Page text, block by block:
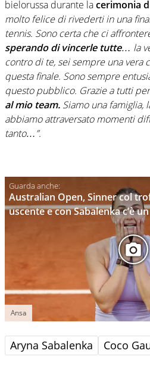
bielorussa durante lacerimonia
molto felice di rivederti in una
tennis. Sono certa che ci
sperando di vincerle tutte… la
contro di te, sei sempre una vera
questa finale. Sono sempre
questo pubblico. Grazie a tutti
al mio team. Siamo una famiglia,
abbiamo attraversato momenti
tanto…”.
Australian Open, Sinner col
uscente e con Sabalenka c’è
Ansa
Aryna Sabalenka Coco